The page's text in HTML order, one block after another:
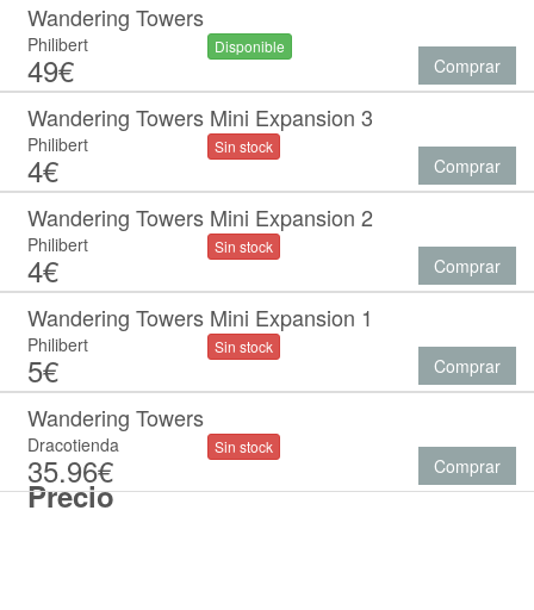
Precio
Wandering Towers
Philibert
49€
Disponible
Comprar
Wandering Towers Mini Expansion 3
Philibert
4€
Sin stock
Comprar
Wandering Towers Mini Expansion 2
Philibert
4€
Sin stock
Comprar
Wandering Towers Mini Expansion 1
Philibert
5€
Sin stock
Comprar
Wandering Towers
Dracotienda
35.96€
Sin stock
Comprar